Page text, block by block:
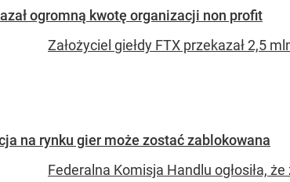
ogromną kwotę organizacji non profit
Założyciel giełdy FTX przekazał 2,5
na rynku gier może zostać zablokowana
Federalna Komisja Handlu ogłosiła,